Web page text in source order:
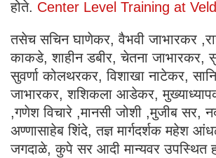
होते. Center Level Training at
तसेच सचिन घाणेकर, वैभवी जाभारकर
काकडे, शाहीन डबीर, चेतना जाभारकर,
सुवर्णा कोलथरकर, विशाखा नाटेकर,
जाभारकर, शशिकला आडेकर,
,गणेश विचारे ,मानसी जोशी ,मुजीब सर,
अण्णासाहेब शिंदे, तज्ञ मार्गदर्शक महेश
जगदाळे, कुपे सर आदी मान्यवर उपस्थित